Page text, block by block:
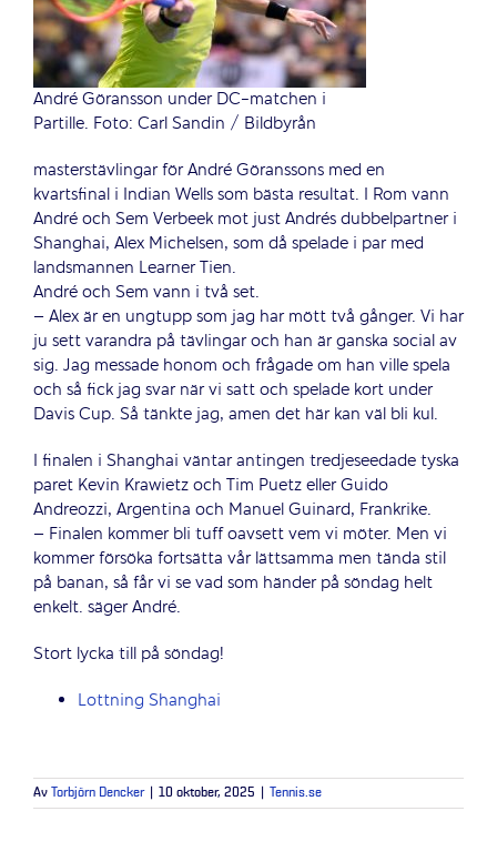
André Göransson under DC-matchen i
Partille. Foto: Carl Sandin / Bildbyrån
masterstävlingar för André Göranssons med en
kvartsfinal i Indian Wells som bästa resultat. I Rom vann
André och Sem Verbeek mot just Andrés dubbelpartner i
Shanghai, Alex Michelsen, som då spelade i par med
landsmannen Learner Tien.
André och Sem vann i två set.
– Alex är en ungtupp som jag har mött två gånger. Vi har
ju sett varandra på tävlingar och han är ganska social av
sig. Jag messade honom och frågade om han ville spela
och så fick jag svar när vi satt och spelade kort under
Davis Cup. Så tänkte jag, amen det här kan väl bli kul.
I finalen i Shanghai väntar antingen tredjeseedade tyska
paret Kevin Krawietz och Tim Puetz eller Guido
Andreozzi, Argentina och Manuel Guinard, Frankrike.
– Finalen kommer bli tuff oavsett vem vi möter. Men vi
kommer försöka fortsätta vår lättsamma men tända stil
på banan, så får vi se vad som händer på söndag helt
enkelt. säger André.
Stort lycka till på söndag!
Lottning Shanghai
Av Torbjörn Dencker 10 oktober, 2025 Tennis.se